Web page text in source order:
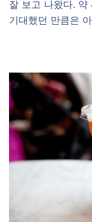
잘 보고 나왔다.
기대했던 만큼은